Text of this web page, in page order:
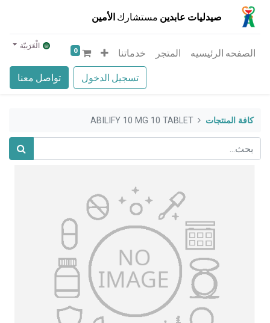
صيدليات عابدين مستشارك الأمين
تسجيل الدخول تواصل معنا
الصفحه الرئيسيه المتجر خدماتنا 0 الْعَرَبيّة
كافة المنتجات ABILIFY 10 MG 10 TABLET